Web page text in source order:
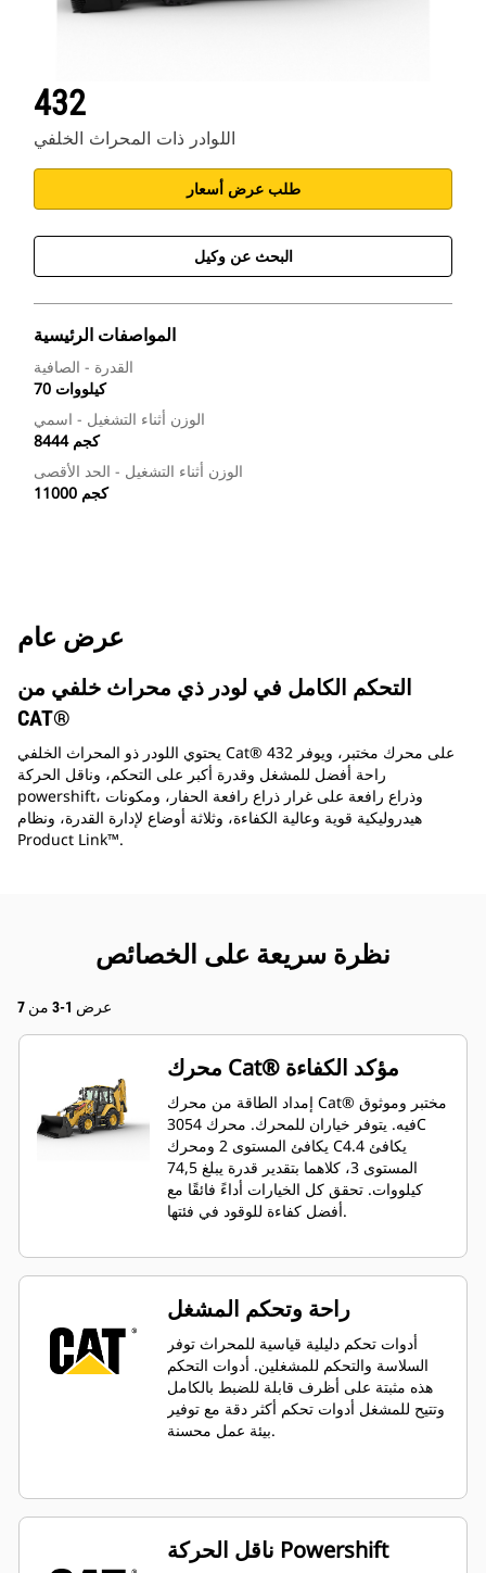
432
اللوادر ذات المحراث الخلفي
طلب عرض أسعار
البحث عن وكيل
المواصفات الرئيسية
القدرة - الصافية
70 كيلووات
الوزن أثناء التشغيل - اسمي
8444 كجم
الوزن أثناء التشغيل - الحد الأقصى
11000 كجم
عرض عام
التحكم الكامل في لودر ذي محراث خلفي من
CAT®
يحتوي اللودر ذو المحراث الخلفي Cat® 432 على محرك مختبر، ويوفر
راحة أفضل للمشغل وقدرة أكبر على التحكم، وناقل الحركة
powershift، وذراع رافعة على غرار ذراع رافعة الحفار، ومكونات
هيدروليكية قوية وعالية الكفاءة، وثلاثة أوضاع لإدارة القدرة، ونظام
Product Link™.
نظرة سريعة على الخصائص
عرض 1-3 من 7
محرك Cat® مؤكد الكفاءة
إمداد الطاقة من محرك Cat® مختبر وموثوق
فيه. يتوفر خياران للمحرك. محرك 3054C
يكافئ المستوى 2 ومحرك C4.4 يكافئ
المستوى 3، كلاهما بتقدير قدرة يبلغ 74,5
كيلووات. تحقق كل الخيارات أداءً فائقًا مع
أفضل كفاءة للوقود في فئتها.
راحة وتحكم المشغل
أدوات تحكم دليلية قياسية للمحراث توفر
السلاسة والتحكم للمشغلين. أدوات التحكم
هذه مثبتة على أظرف قابلة للضبط بالكامل
وتتيح للمشغل أدوات تحكم أكثر دقة مع توفير
بيئة عمل محسنة.
ناقل الحركة Powershift